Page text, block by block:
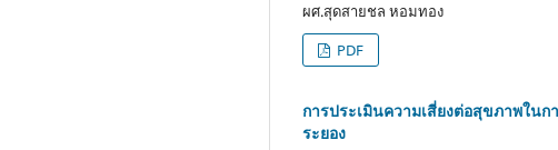
ผศ.สุดสายชล หอมทอง
PDF
การประเมินความเสี่ยงต่อสุขภาพใน
ระยอง